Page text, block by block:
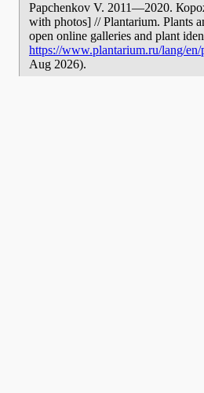
Papchenkov V. 2011—2020.
with photos] // Plantarium. Plants
open online galleries and plant
https://www.plantarium.ru/lang/
Aug 2026).